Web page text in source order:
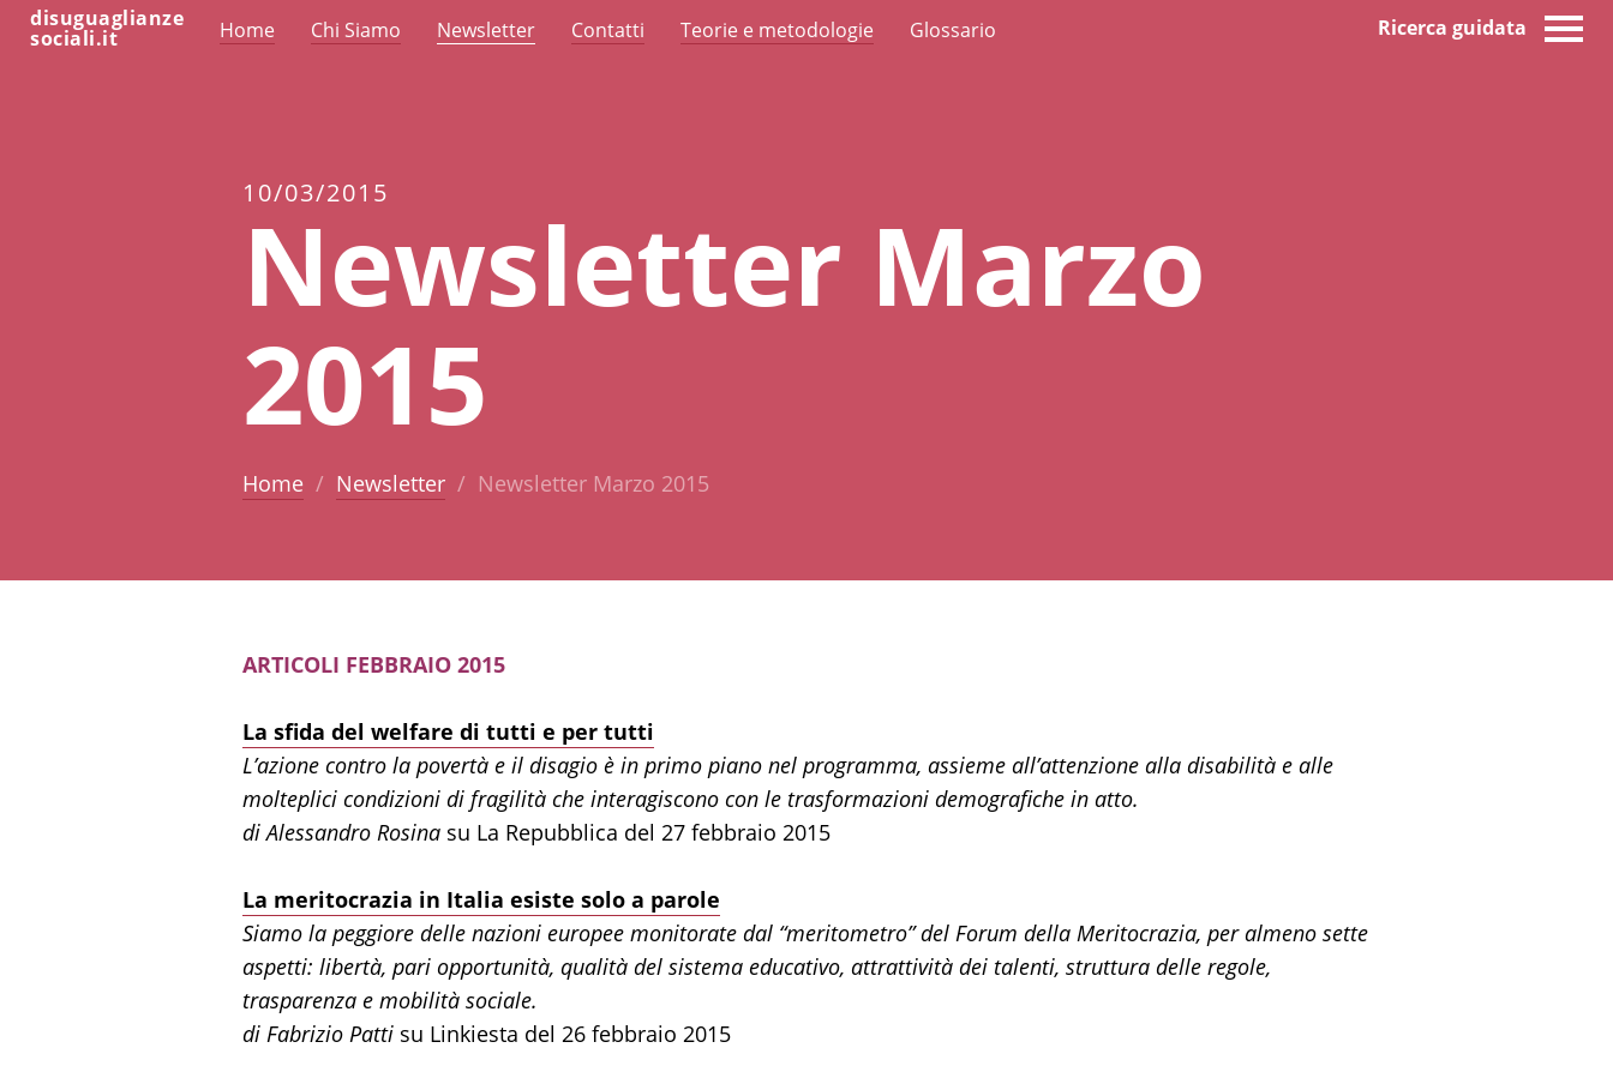
disuguaglianze
sociali.it Home Chi Siamo Newsletter Contatti Teorie e metodologie Glossario Ricerca guidata
10/03/2015
Newsletter Marzo
2015
Home Newsletter Newsletter Marzo 2015
ARTICOLI FEBBRAIO 2015
La sfida del welfare di tutti e per tutti
L’azione contro la povertà e il disagio è in primo piano nel programma, assieme all’attenzione alla disabilità e alle
molteplici condizioni di fragilità che interagiscono con le trasformazioni demografiche in atto.
di Alessandro Rosinasu La Repubblica del 27 febbraio 2015
La meritocrazia in Italia esiste solo a parole
Siamo la peggiore delle nazioni europee monitorate dal “meritometro” del Forum della Meritocrazia, per almeno sette
aspetti: libertà, pari opportunità, qualità del sistema educativo, attrattività dei talenti, struttura delle regole,
trasparenza e mobilità sociale.
di Fabrizio Patti su Linkiesta del 26 febbraio 2015